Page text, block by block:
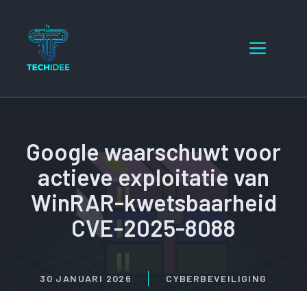
inhoud
Menu
Google waarschuwt voor
actieve exploitatie van
WinRAR-kwetsbaarheid
CVE-2025-8088
30 JANUARI 2026 CYBERBEVEILIGING